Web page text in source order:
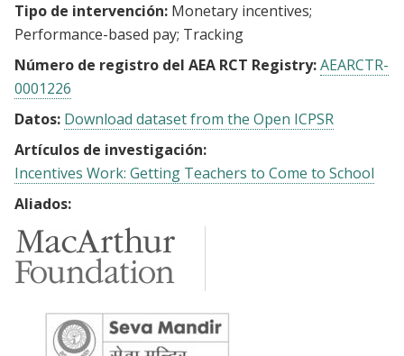
Tipo de intervención: Monetary incentives
Performance-based pay Tracking
Número de registro del AEA RCT Registry:AEARCTR-
0001226
Datos: Download dataset from the Open ICPSR
Artículos de investigación:
Incentives Work: Getting Teachers to Come to School
Aliados: